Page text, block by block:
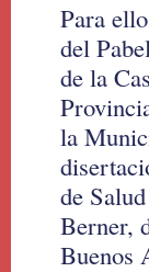
Para
del
de la
la
de
Berner,
Buenos